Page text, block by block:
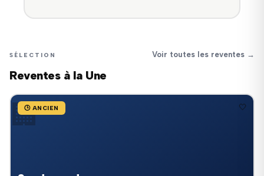
SÉLECTION
Reventes à la Une
Voir toutes les reventes →
🏢
🕒 ANCIEN 🤍